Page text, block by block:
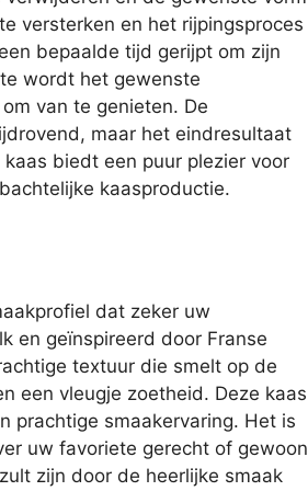
versterken en het rijpingsproces
bepaalde tijd gerijpt om zijn
wordt het gewenste
van te genieten. De
maar het eindresultaat
biedt een puur plezier voor
kaasproductie.
dat zeker uw
en geïnspireerd door Franse
textuur die smelt op de
een vleugje zoetheid. Deze kaas
prachtige smaakervaring. Het is
uw favoriete gerecht of gewoon
zijn door de heerlijke smaak